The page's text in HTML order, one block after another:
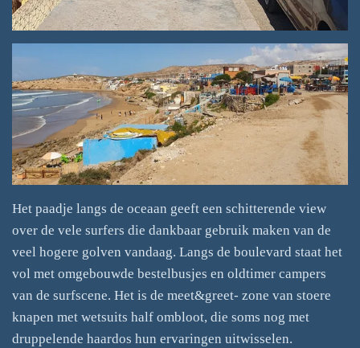
Het paadje langs de oceaan geeft een schitterende view
over de vele surfers die dankbaar gebruik maken van de
veel hogere golven vandaag. Langs de boulevard staat het
vol met omgebouwde bestelbusjes en oldtimer campers
van de surfscene. Het is de meet&greet- zone van stoere
knapen met wetsuits half ombloot, die soms nog met
druppelende haardos hun ervaringen uitwisselen.